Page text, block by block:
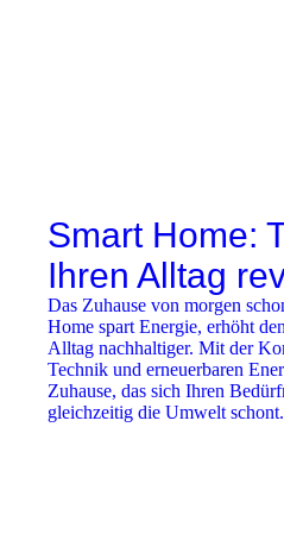
Smart Home:
Ihren Alltag
Das Zuhause von morgen
Home spart Energie, erhöht
Alltag nachhaltiger. Mit der
Technik und erneuerbaren
Zuhause, das sich Ihren
gleichzeitig die Umwelt schont.